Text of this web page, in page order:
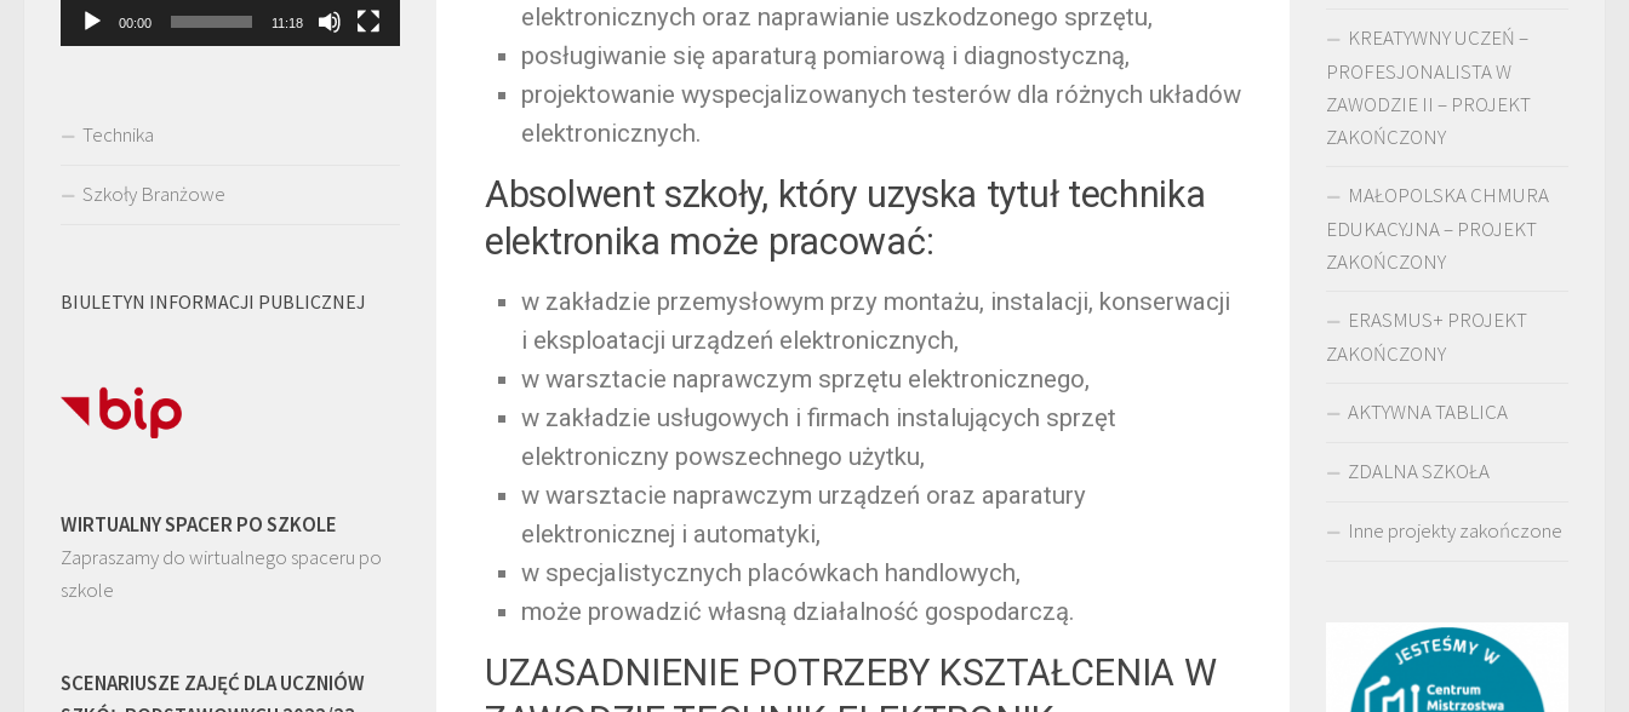
elektronicznych oraz naprawianie uszkodzonego sprzętu,
posługiwanie się aparaturą pomiarową i diagnostyczną,
projektowanie wyspecjalizowanych testerów dla różnych układów
elektronicznych.
Absolwent szkoły, który uzyska tytuł technika
elektronika może pracować:
w zakładzie przemysłowym przy montażu, instalacji, konserwacji
i eksploatacji urządzeń elektronicznych,
w warsztacie naprawczym sprzętu elektronicznego,
w zakładzie usługowych i firmach instalujących sprzęt
elektroniczny powszechnego użytku,
w warsztacie naprawczym urządzeń oraz aparatury
elektronicznej i automatyki,
w specjalistycznych placówkach handlowych,
może prowadzić własną działalność gospodarczą.
UZASADNIENIE POTRZEBY KSZTAŁCENIA W
00:00 11:18
Technika
Szkoły Branżowe
BIULETYN INFORMACJI PUBLICZNEJ
WIRTUALNY SPACER PO SZKOLE
Zapraszamy do wirtualnego spaceru po
szkole
SCENARIUSZE ZAJĘĆ DLA UCZNIÓW
KREATYWNY UCZEŃ –
PROFESJONALISTA W
ZAWODZIE II – PROJEKT
ZAKOŃCZONY
MAŁOPOLSKA CHMURA
EDUKACYJNA – PROJEKT
ZAKOŃCZONY
ERASMUS+ PROJEKT
ZAKOŃCZONY
AKTYWNA TABLICA
ZDALNA SZKOŁA
Inne projekty zakończone